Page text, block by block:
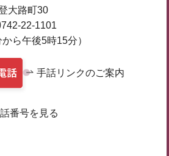
大路町30
22-1101
ら午後5時15分）
手話リンクのご案内
番号を見る